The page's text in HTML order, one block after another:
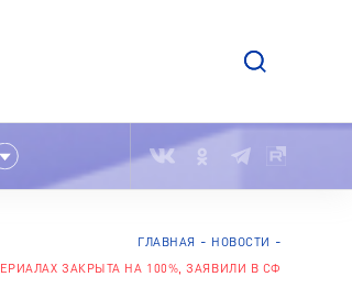
ГЛАВНАЯ
НОВОСТИ
ЗАКРЫТА НА 100%, ЗАЯВИЛИ В СФ